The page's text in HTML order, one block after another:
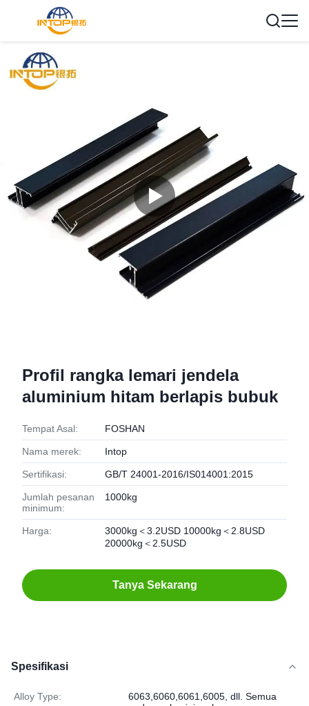
Profil rangka lemari jendela
aluminium hitam berlapis bubuk
Tempat Asal: FOSHAN
Nama merek: Intop
Sertifikasi: GB/T 24001-2016/IS014001:2015
Jumlah pesanan
minimum:
1000kg
Harga:
3000kg＜3.2USD 10000kg＜2.8USD
20000kg＜2.5USD
Tanya Sekarang
Spesifikasi
Alloy Type:
6063,6060,6061,6005, dll. Semua